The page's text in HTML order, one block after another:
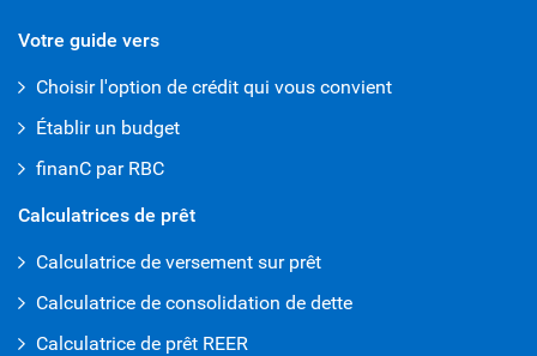
Votre guide vers
Choisir l'option de crédit qui vous convient
Établir un budget
finanC par RBC
Calculatrices de prêt
Calculatrice de versement sur prêt
Calculatrice de consolidation de dette
Calculatrice de prêt REER